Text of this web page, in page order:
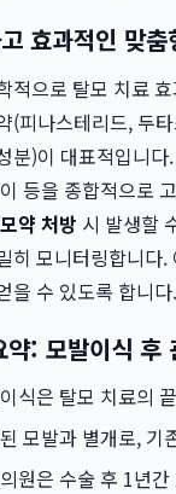
효과적인 맞
적으로 탈모 치료
(피나스테리드, 두
분)이 대표적입니다.
등을 종합적으로
약 처방 시 발생할
히 모니터링합니다
을 수 있도록 합니다.
약: 모발이식 후
식은 탈모 치료의
모발과 별개로, 기
원은 수술 후 1년